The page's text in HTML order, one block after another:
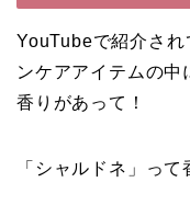
YouTubeで紹介され
ンケアアイテムの中
香りがあって！
「シャルドネ」っ